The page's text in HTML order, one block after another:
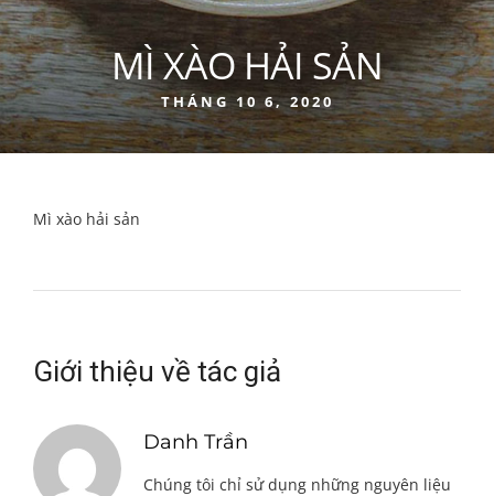
MÌ XÀO HẢI SẢN
THÁNG 10 6, 2020
Mì xào hải sản
Giới thiệu về tác giả
Danh Trần
Chúng tôi chỉ sử dụng những nguyên liệu